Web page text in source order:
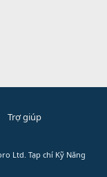
Trợ giúp
Ltd. Tạp chí Kỹ Năng